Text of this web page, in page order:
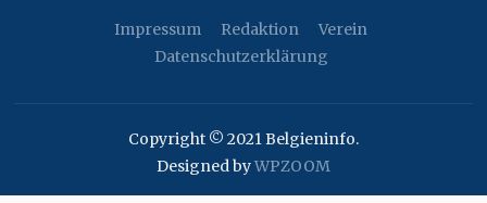
Impressum Redaktion
Verein
Datenschutzerklärung
Copyright © 2021 Belgieninfo.
Designed byWPZOOM